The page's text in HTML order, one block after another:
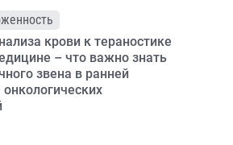
крови к тераностике
– что важно знать
звена в ранней